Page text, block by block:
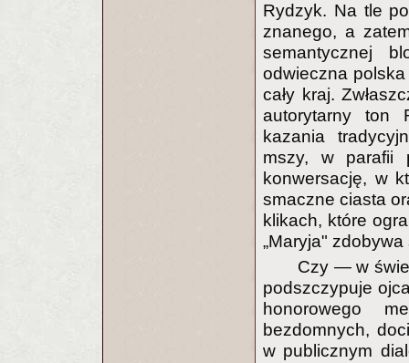
Rydzyk. Na tle
znanego, a
semantycznej
odwieczna
cały kraj.
autorytarny ton
kazania
mszy, w parafii
konwersację, w
smaczne ciasta
klikach, które
„Maryja"
Czy — w
podszczypuje
honorowego
bezdomnych,
w publicznym